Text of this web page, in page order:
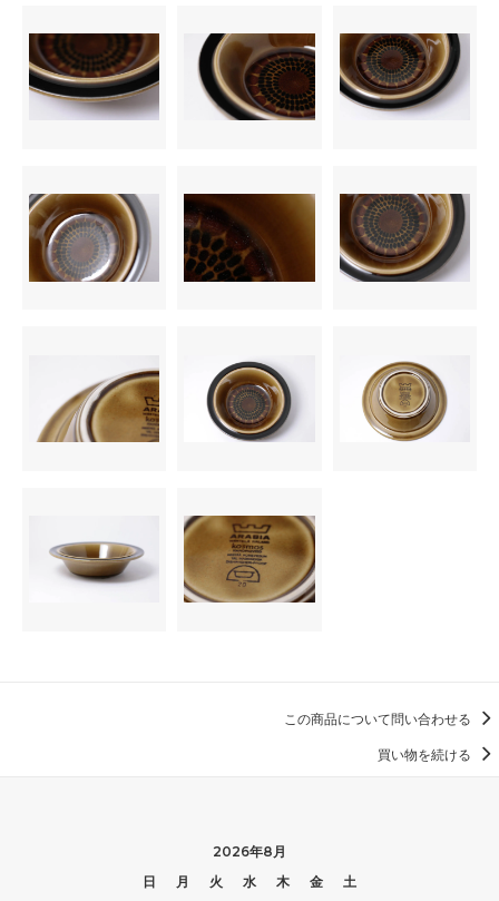
この商品について問い合わせる
買い物を続ける
2026年8月
日
月 火 水 木 金
土